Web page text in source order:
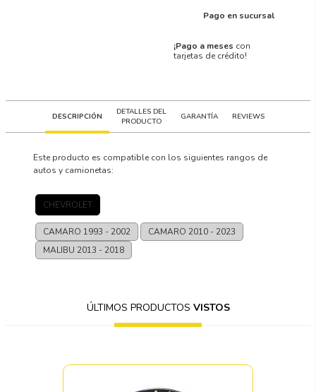
Pago en sucursal
¡Pago a meses con
tarjetas de crédito!
DESCRIPCIÓN
DETALLES DEL
PRODUCTO
GARANTÍA REVIEWS
Este producto es compatible con los siguientes rangos de
autos y camionetas:
CHEVROLET
CAMARO 1993 - 2002 CAMARO 2010 - 2023
MALIBU 2013 - 2018
ÚLTIMOS PRODUCTOS VISTOS